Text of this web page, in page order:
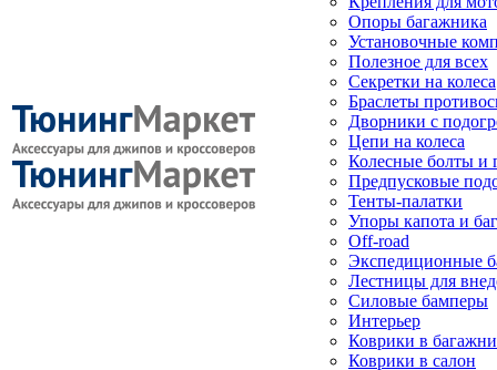
Опоры багажника
Установочные
Полезное для всех
Секретки на колеса
Браслеты
Дворники с
Цепи на колеса
Колесные болты и
Предпусковые
Тенты-палатки
Упоры капота и
Off-road
Экспедиционные
Лестницы для
Силовые бамперы
Интерьер
Коврики в
Коврики в салон